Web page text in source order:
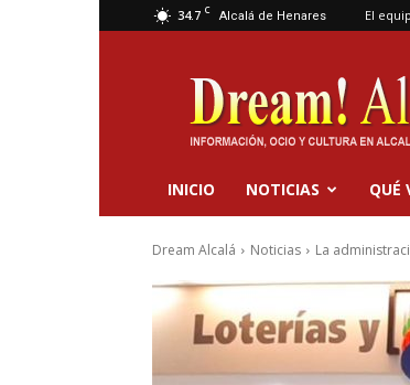
34.7 C Alcalá de Henares El
Dream
Alcalá
INICIO NOTICIAS QUÉ
Dream Alcalá Noticias La